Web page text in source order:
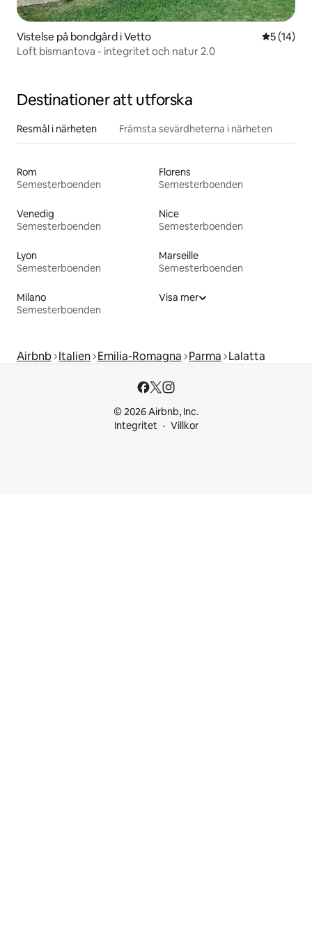
Vistelse på bondgård i Vetto 5 av 5 i
5 (14)
Loft bismantova - integritet och natur 2.0
Destinationer att utforska
Resmål i närheten Främsta sevärdheterna i närheten
Rom
Semesterboenden
Florens
Semesterboenden
Venedig
Semesterboenden
Nice
Semesterboenden
Lyon
Semesterboenden
Marseille
Semesterboenden
Milano
Semesterboenden
Visa mer
Airbnb Italien Emilia-Romagna Parma Lalatta
© 2026 Airbnb, Inc.
Integritet
Villkor